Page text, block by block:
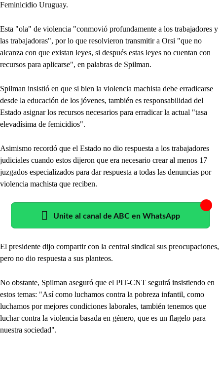
Feminicidio Uruguay.
Esta "ola" de violencia "conmovió profundamente a los trabajadores y
las trabajadoras", por lo que resolvieron transmitir a Orsi "que no
alcanza con que existan leyes, si después estas leyes no cuentan con
recursos para aplicarse", en palabras de Spilman.
Spilman insistió en que si bien la violencia machista debe erradicarse
desde la educación de los jóvenes, también es responsabilidad del
Estado asignar los recursos necesarios para erradicar la actual "tasa
elevadísima de femicidios".
Asimismo recordó que el Estado no dio respuesta a los trabajadores
judiciales cuando estos dijeron que era necesario crear al menos 17
juzgados especializados para dar respuesta a todas las denuncias por
violencia machista que reciben.
Unite al canal de ABC en WhatsApp
El presidente dijo compartir con la central sindical sus preocupaciones,
pero no dio respuesta a sus planteos.
No obstante, Spilman aseguró que el PIT-CNT seguirá insistiendo en
estos temas: "Así como luchamos contra la pobreza infantil, como
luchamos por mejores condiciones laborales, también tenemos que
luchar contra la violencia basada en género, que es un flagelo para
nuestra sociedad".